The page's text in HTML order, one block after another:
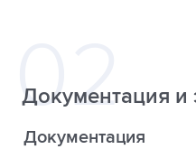
Документация и
Документация